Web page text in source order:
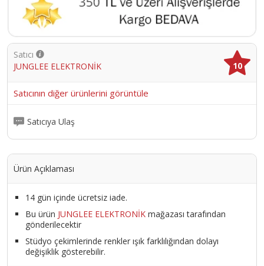
Model
Satıcı
JUNGLEE ELEKTRONİK
10
Satıcının diğer ürünlerini görüntüle
Satıcıya Ulaş
Ürün Açıklaması
14 gün içinde ücretsiz iade.
Bu ürün JUNGLEE ELEKTRONİK mağazası tarafından
gönderilecektir
Stüdyo çekimlerinde renkler ışık farklılığından dolayı
değişiklik gösterebilir.